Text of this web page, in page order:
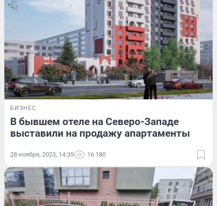
БИЗНЕС
В бывшем отеле на Северо-Западе
выставили на продажу апартаменты
28 ноября, 2023, 14:35 16 180